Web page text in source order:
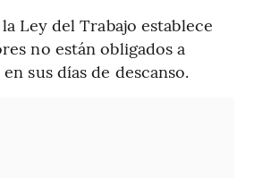
Ley del Trabajo establece
no están obligados a
sus días de descanso.